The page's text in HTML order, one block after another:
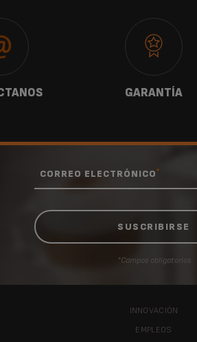
GARANTÍA
CORREO ELECTRÓNICO*
*Campos obligatorios
INNOVACIÓN
EMPLEOS